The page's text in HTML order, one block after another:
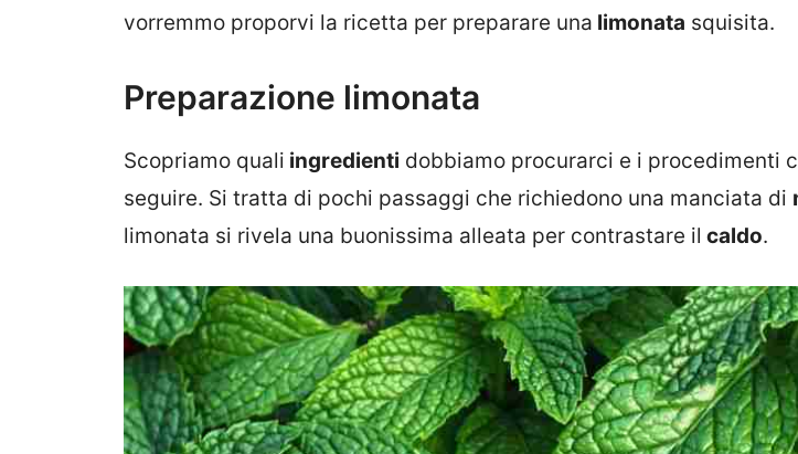
vorremmo proporvi la ricetta per preparare una limonata squisita.
Preparazione limonata
Scopriamo quali ingredienti dobbiamo procurarci e i procedimenti
seguire. Si tratta di pochi passaggi che richiedono una manciata di
limonata si rivela una buonissima alleata per contrastare il caldo.